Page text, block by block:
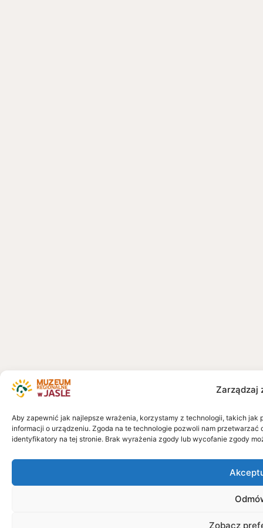
Zarządzaj
Aby zapewnić jak najlepsze wrażenia, korzystamy z technologii, takich
informacji o urządzeniu. Zgoda na te technologie pozwoli nam
identyfikatory na tej stronie. Brak wyrażenia zgody lub wycofanie zgody
Zobacz